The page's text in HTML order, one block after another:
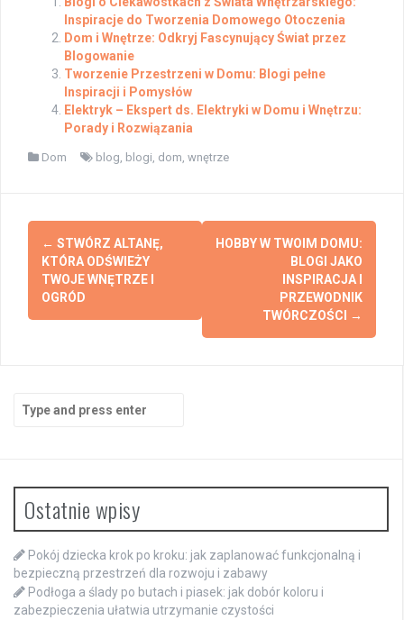
Inspiracje do Tworzenia Domowego Otoczenia
Dom i Wnętrze: Odkryj Fascynujący Świat przez
Blogowanie
Tworzenie Przestrzeni w Domu: Blogi pełne
Inspiracji i Pomysłów
Elektryk – Ekspert ds. Elektryki w Domu i Wnętrzu:
Porady i Rozwiązania
Dom blog, blogi, dom, wnętrze
Post
navigation
← STWÓRZ ALTANĘ,
KTÓRA ODŚWIEŻY
TWOJE WNĘTRZE I
OGRÓD
HOBBY W TWOIM DOMU:
BLOGI JAKO
INSPIRACJA I
PRZEWODNIK
TWÓRCZOŚCI
→
for:
Ostatnie wpisy
Pokój dziecka krok po kroku: jak zaplanować funkcjonalną i
bezpieczną przestrzeń dla rozwoju i zabawy
Podłoga a ślady po butach i piasek: jak dobór koloru i
zabezpieczenia ułatwia utrzymanie czystości